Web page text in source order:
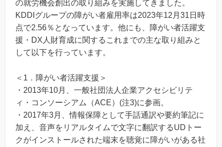
の就労機会創出の取り組みを実施してきました。
KDDIグループの障がい者雇用率は2023年12月31日時
点で2.56％となっています。他にも、障がい者活躍支
援・DX人財育成に関するこれまでの主な取り組みと
して以下を行っています。
＜1．障がい者活躍支援＞
・2013年10月、一般社団法人企業アクセシビリテ
ィ・コンソーシアム（ACE）(注3)に参画。
・2017年3月、情報保障として手話通訳や要約筆記に
加え、音声をリアルタイムで文字に翻訳するUDトー
クがインストールされた端末を聴覚に障がいがある社